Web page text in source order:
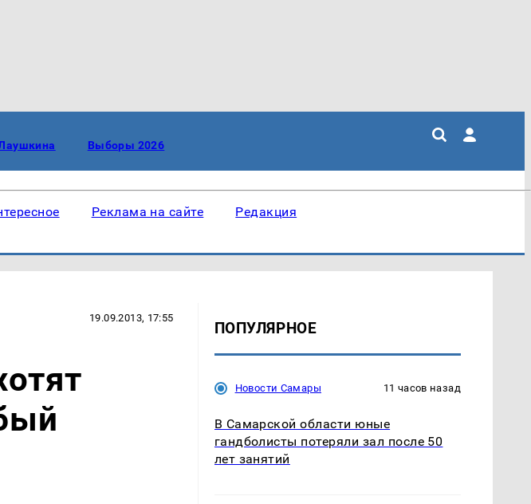
Выборы 2026
Реклама на сайте Редакция
19.09.2013, 17:55
ПОПУЛЯРНОЕ
Новости Самары 11 часов назад
В Самарской области юные
гандболисты потеряли зал после 50
лет занятий